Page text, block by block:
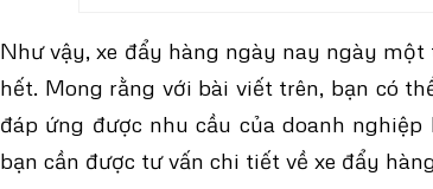
Như vậy, xe đẩy hàng ngày nay ngày
hết. Mong rằng với bài viết trên, bạn có
đáp ứng được nhu cầu của doanh
bạn cần được tư vấn chi tiết về xe đẩy